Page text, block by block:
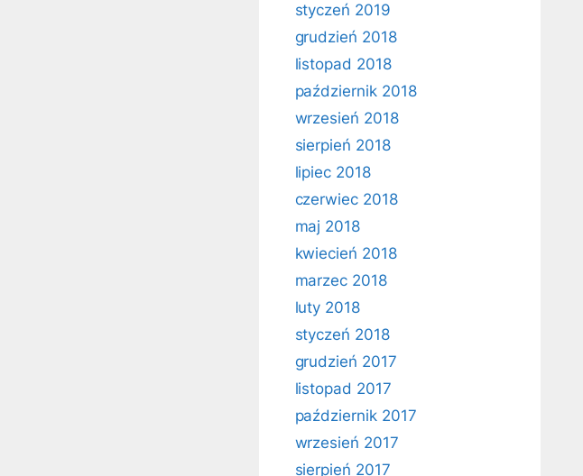
styczeń 2019
grudzień 2018
listopad 2018
październik 2018
wrzesień 2018
sierpień 2018
lipiec 2018
czerwiec 2018
maj 2018
kwiecień 2018
marzec 2018
luty 2018
styczeń 2018
grudzień 2017
listopad 2017
październik 2017
wrzesień 2017
sierpień 2017